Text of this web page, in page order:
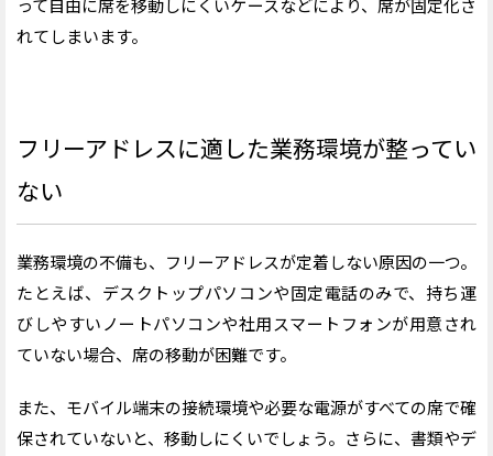
って自由に席を移動しにくいケースなどにより、席が固定化さ
れてしまいます。
フリーアドレスに適した業務環境が整ってい
ない
業務環境の不備も、フリーアドレスが定着しない原因の一つ。
たとえば、デスクトップパソコンや固定電話のみで、持ち運
びしやすいノートパソコンや社用スマートフォンが用意され
ていない場合、席の移動が困難です。
また、モバイル端末の接続環境や必要な電源がすべての席で確
保されていないと、移動しにくいでしょう。さらに、書類やデ